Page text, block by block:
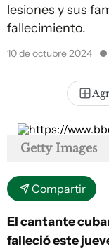
lesiones y sus
fallecimiento.
10 de octubre 2024
Getty Images
Compartir
El cantante
falleció este